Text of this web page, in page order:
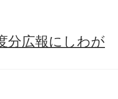
分広報にしわが